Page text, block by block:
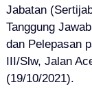
Jabatan
Tanggung
dan Pelepasan
III/Slw, Jalan
(19/10/2021).